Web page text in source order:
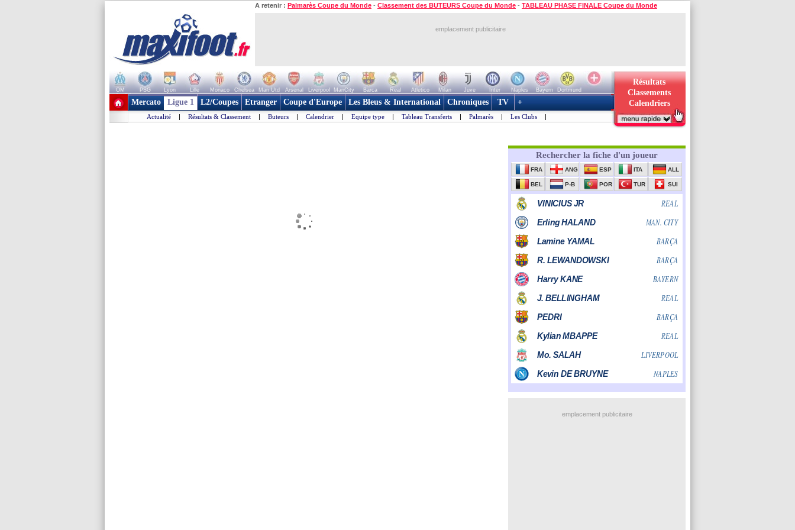
A retenir : Palmarès Coupe du Monde - Classement des BUTEURS Coupe du Monde - TABLEAU PHASE FINALE Coupe du Monde
emplacement publicitaire
OM PSG Lyon Lille Monaco Chelsea Man Utd Arsenal Liverpool ManCity Barca Real Atletico Milan Juve Inter Naples Bayern
Dortmund
+ de clubs
Résultats
Classements
Calendriers
Mercato Ligue 1 L2/Coupes Etranger Coupe d'Europe Les Bleus & International Chroniques TV +
Actualité | Résultats & Classement | Buteurs | Calendrier | Equipe type | Tableau Transferts | Palmarès | Les Clubs |
emplacement publicitaire